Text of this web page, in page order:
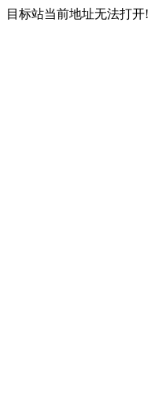
目标站当前地址无法打开!